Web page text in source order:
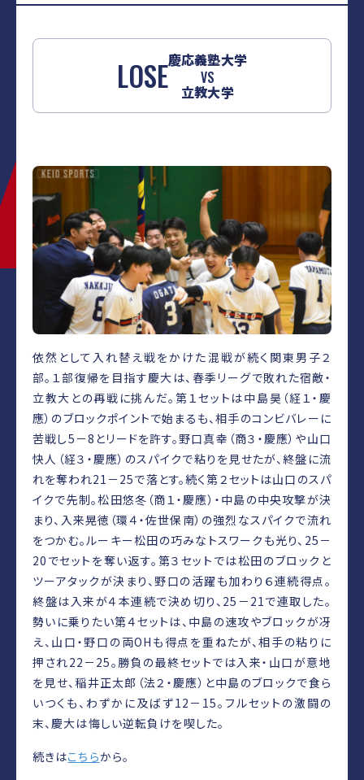
LOSE慶応義塾大学
VS
立教大学
依然として入れ替え戦をかけた混戦が続く関東男子２
部。１部復帰を目指す慶大は、春季リーグで敗れた宿敵・
立教大との再戦に挑んだ。第１セットは中島昊（経１・慶
應）のブロックポイントで始まるも、相手のコンビバレーに
苦戦し5－8とリードを許す。野口真幸（商３・慶應）や山口
快人（経３・慶應）のスパイクで粘りを見せたが、終盤に流
れを奪われ21－25で落とす。続く第２セットは山口のスパ
イクで先制。松田悠冬（商１・慶應）・中島の中央攻撃が決
まり、入来晃徳（環４・佐世保南）の強烈なスパイクで流れ
をつかむ。ルーキー松田の巧みなトスワークも光り、25－
20でセットを奪い返す。第３セットでは松田のブロックと
ツーアタックが決まり、野口の活躍も加わり６連続得点。
終盤は入来が４本連続で決め切り、25－21で連取した。
勢いに乗りたい第４セットは、中島の速攻やブロックが冴
え、山口・野口の両OHも得点を重ねたが、相手の粘りに
押され22－25。勝負の最終セットでは入来・山口が意地
を見せ、稲井正太郎（法２・慶應）と中島のブロックで食ら
いつくも、わずかに及ばず12－15。フルセットの激闘の
末、慶大は悔しい逆転負けを喫した。
続きはこちらから。